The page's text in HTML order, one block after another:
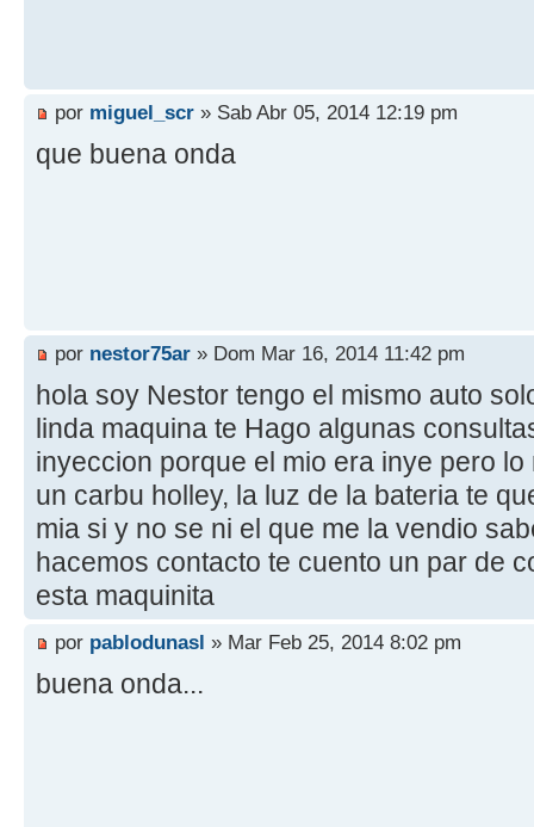
por miguel_scr » Sab Abr 05, 2014 12:19 pm
que buena onda
por nestor75ar » Dom Mar 16, 2014 11:42 pm
hola soy Nestor tengo el mismo auto
linda maquina te Hago algunas
inyeccion porque el mio era inye pero
un carbu holley, la luz de la bateria te
mia si y no se ni el que me la vendio
hacemos contacto te cuento un par de
esta maquinita
por pablodunasl » Mar Feb 25, 2014 8:02 pm
buena onda...